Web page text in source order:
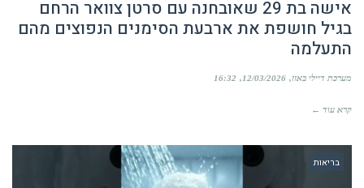
אישה בת 29 שאובחנה עם סרטן צוואר הרחם
בגיל חושפת את ארבעת הסימנים הנפוצים מהם
התעלמה
מערכת דיילי באזז 12/03/2026
16:32
קרא עוד ←
בריאות